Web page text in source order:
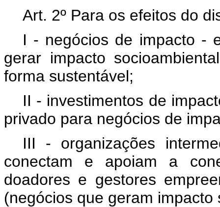
Art. 2º Para os efeitos do
I - negócios de impacto -
gerar impacto
forma sustentável;
II - investimentos de
privado para negócios de
III - organizações
conectam e apoiam a
doadores e gestores
(negócios que geram impacto